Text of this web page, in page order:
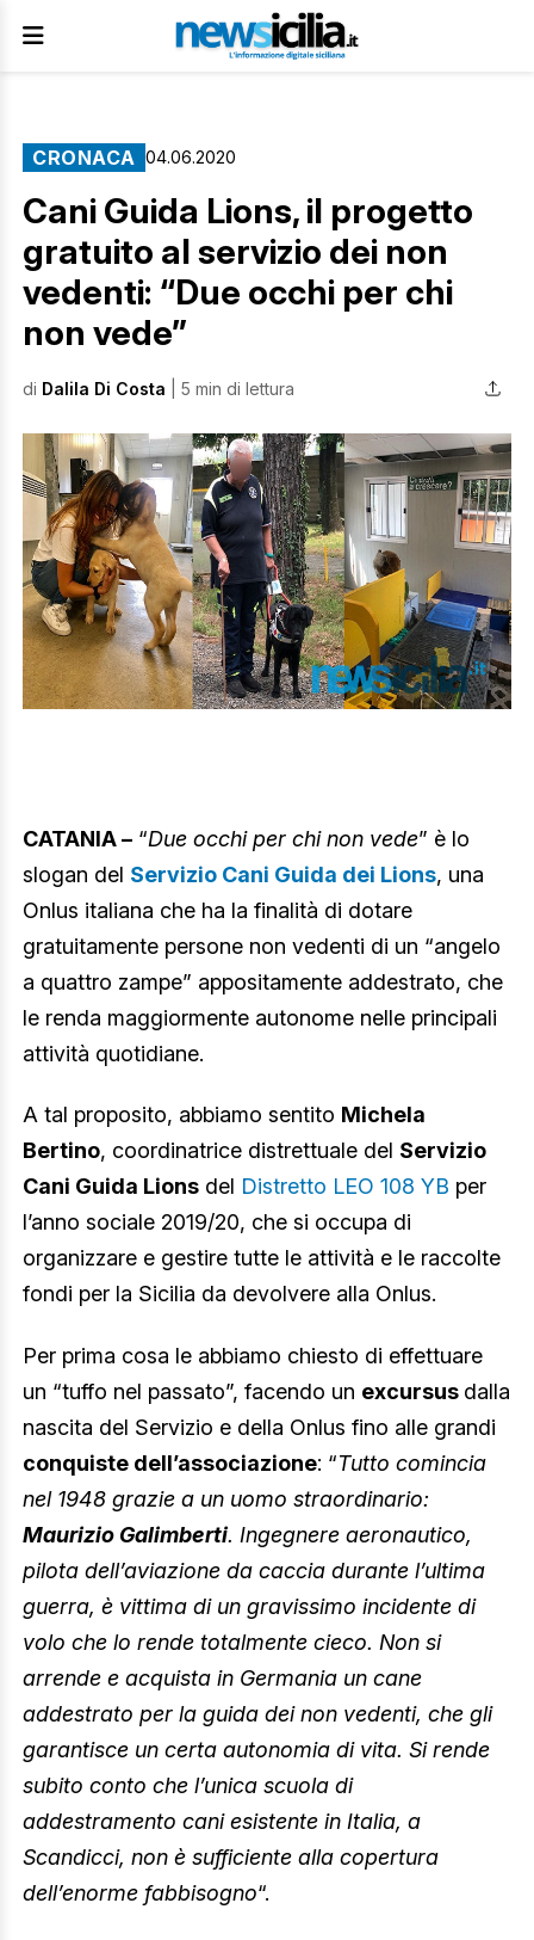
CRONACA 04.06.2020
Cani Guida Lions, il progetto
gratuito al servizio dei non
vedenti: “Due occhi per chi
non vede”
di Dalila Di Costa | 5 min di lettura
CATANIA – “Due occhi per chi non vede” è lo
slogan del Servizio Cani Guida dei Lions, una
Onlus italiana che ha la finalità di dotare
gratuitamente persone non vedenti di un “angelo
a quattro zampe” appositamente addestrato, che
le renda maggiormente autonome nelle principali
attività quotidiane.
A tal proposito, abbiamo sentito Michela
Bertino, coordinatrice distrettuale del Servizio
Cani Guida Lions del Distretto LEO 108 YB per
l’anno sociale 2019/20, che si occupa di
organizzare e gestire tutte le attività e le raccolte
fondi per la Sicilia da devolvere alla Onlus.
Per prima cosa le abbiamo chiesto di effettuare
un “tuffo nel passato”, facendo un excursus dalla
nascita del Servizio e della Onlus fino alle grandi
conquiste dell’associazione: “Tutto comincia
nel 1948 grazie a un uomo straordinario:
Maurizio Galimberti. Ingegnere aeronautico,
pilota dell’aviazione da caccia durante l’ultima
guerra, è vittima di un gravissimo incidente di
volo che lo rende totalmente cieco. Non si
arrende e acquista in Germania un cane
addestrato per la guida dei non vedenti, che gli
garantisce un certa autonomia di vita. Si rende
subito conto che l’unica scuola di
addestramento cani esistente in Italia, a
Scandicci, non è sufficiente alla copertura
dell’enorme fabbisogno“.